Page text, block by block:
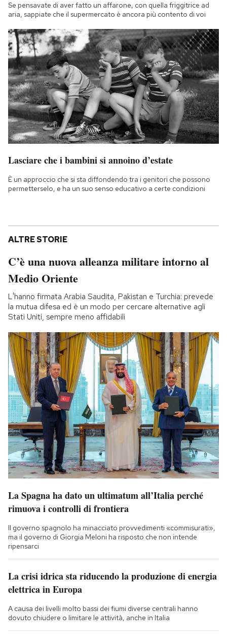
Se pensavate di aver fatto un affarone, con quella friggitrice ad
aria, sappiate che il supermercato è ancora più contento di voi
Lasciare che i bambini si annoino d’estate
È un approccio che si sta diffondendo tra i genitori che possono
permetterselo, e ha un suo senso educativo a certe condizioni
ALTRE STORIE
C’è una nuova alleanza militare intorno al
Medio Oriente
L'hanno firmata Arabia Saudita, Pakistan e Turchia: prevede
la mutua difesa ed è un modo per cercare alternative agli
Stati Uniti, sempre meno affidabili
La Spagna ha dato un ultimatum all’Italia perché
rimuova i controlli di frontiera
Il governo spagnolo ha minacciato provvedimenti «commisurati»,
ma il governo di Giorgia Meloni ha risposto che non intende
ripensarci
La crisi idrica sta riducendo la produzione di energia
elettrica in Europa
A causa dei livelli molto bassi dei fiumi diverse centrali hanno
dovuto chiudere o limitare le attività, anche in Italia